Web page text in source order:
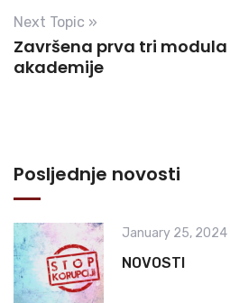
Next Topic »
Završena prva tri
akademije
Posljednje novosti
January 25, 2024
NOVOSTI